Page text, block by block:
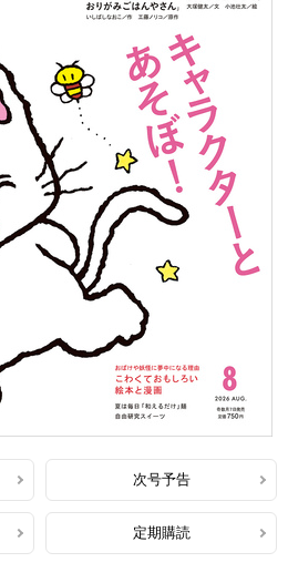
次号予告
定期購読